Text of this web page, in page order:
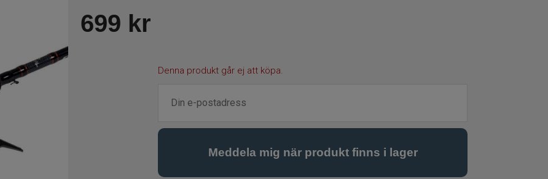
699 kr
Denna produkt går ej att köpa.